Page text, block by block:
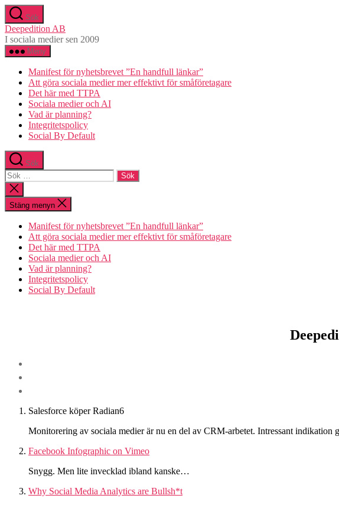
Hoppa
till
innehåll
Sök
Deepedition AB
I sociala medier sen 2009
Meny
Manifest för nyhetsbrevet ”En handfull länkar”
Att göra sociala medier mer effektivt för småföretagare
Det här med TTPA
Sociala medier och AI
Vad är planning?
Integritetspolicy
Social By Default
Sök
Sök
efter:
Stäng
sökningen
Stäng menyn
Manifest för nyhetsbrevet ”En handfull länkar”
Att göra sociala medier mer effektivt för småföretagare
Det här med TTPA
Sociala medier och AI
Vad är planning?
Integritetspolicy
Social By Default
Salesforce köper Radian6
Monitorering av sociala medier är nu en del av CRM-arbetet. Intressant indikation
Facebook Infographic on Vimeo
Snygg. Men lite invecklad ibland kanske…
Why Social Media Analytics are Bullsh*t